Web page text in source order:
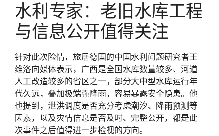
水利专家：老旧水库工程
与信息公开值得关注
针对此次险情，旅居德国的中国水利问题研究者王
维洛向媒体表示，广西是全国水库数量较多、河道
人工改造较多的省区之一，部分大中型水库运行年
代久远，叠加极端强降雨，容易暴露安全隐患。他
也提到，泄洪调度是否充分考虑潮汐、降雨预测等
因素，以及灾情信息是否及时、完整公开，都是此
次事件之后值得进一步检视的方向。